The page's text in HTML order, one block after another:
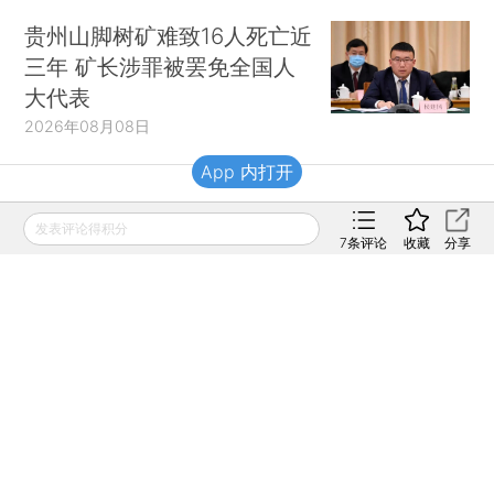
贵州山脚树矿难致16人死亡近
三年 矿长涉罪被罢免全国人
大代表
2026年08月08日
财新移动
发表评论得积分
7条评论 收藏 分享
App 内打开